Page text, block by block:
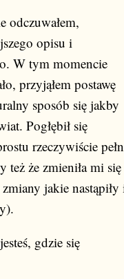
odczuwałem,
opisu i
W tym momencie
przyjąłem postawę
sposób się jakby
Pogłębił się
rzeczywiście
też że zmieniła mi się
jakie nastąpiły
gdzie się